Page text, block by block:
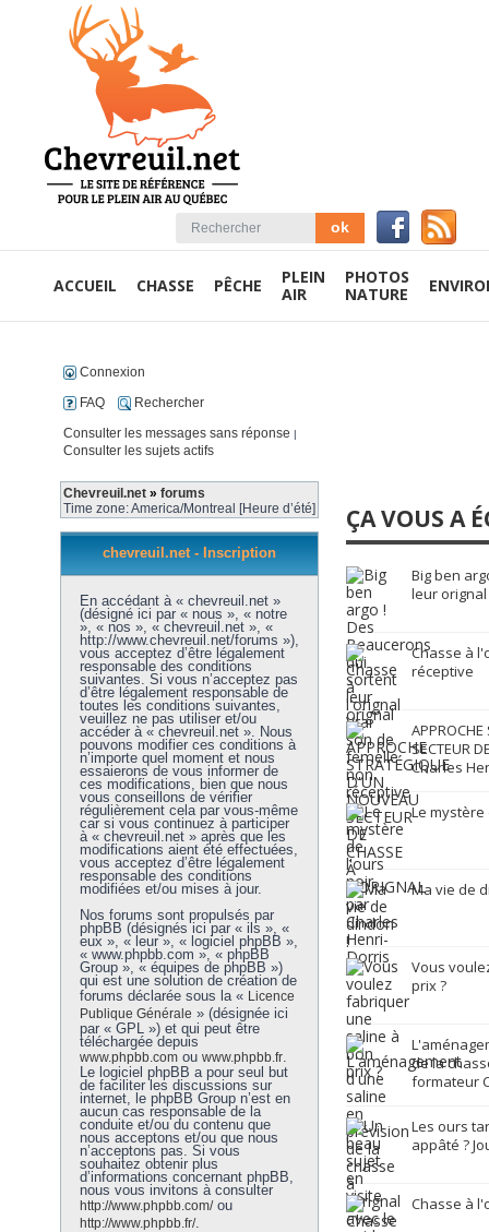
ACCUEIL CHASSE PÊCHE
PLEIN
AIR
PHOTOS
NATURE
Connexion
FAQ
Rechercher
Consulter les messages sans réponse |
Consulter les sujets actifs
Chevreuil.net » forums
Time zone: America/Montreal [Heure d’été]
chevreuil.net - Inscription
En accédant à « chevreuil.net »
(désigné ici par « nous », « notre
», « nos », « chevreuil.net », «
http://www.chevreuil.net/forums »),
vous acceptez d’être légalement
responsable des conditions
suivantes. Si vous n’acceptez pas
d’être légalement responsable de
toutes les conditions suivantes,
veuillez ne pas utiliser et/ou
accéder à « chevreuil.net ». Nous
pouvons modifier ces conditions à
n’importe quel moment et nous
essaierons de vous informer de
ces modifications, bien que nous
vous conseillons de vérifier
régulièrement cela par vous-même
car si vous continuez à participer
à « chevreuil.net » après que les
modifications aient été effectuées,
vous acceptez d’être légalement
responsable des conditions
modifiées et/ou mises à jour.
Nos forums sont propulsés par
phpBB (désignés ici par « ils », «
eux », « leur », « logiciel phpBB »,
« www.phpbb.com », « phpBB
Group », « équipes de phpBB »)
qui est une solution de création de
forums déclarée sous la « Licence
Publique Générale » (désignée ici
par « GPL ») et qui peut être
téléchargée depuis
www.phpbb.com ou www.phpbb.fr.
Le logiciel phpBB a pour seul but
de faciliter les discussions sur
internet, le phpBB Group n’est en
aucun cas responsable de la
conduite et/ou du contenu que
nous acceptons et/ou que nous
n’acceptons pas. Si vous
souhaitez obtenir plus
d’informations concernant phpBB,
nous vous invitons à consulter
http://www.phpbb.com/ou
http://www.phpbb.fr/.
ÇA VOUS A
Big ben
leur orignal
Chasse à
réceptive
SECTEUR
Charles
Le
Ma vie de
Vous
prix ?
de la
formateur
Les ours
appâté ?
Chasse à